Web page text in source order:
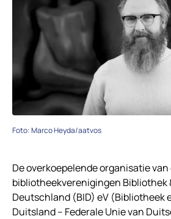
Foto: Marco Heyda/aatvos
De overkoepelende organisatie
bibliotheekverenigingen Bibliothek
Deutschland (BID) eV (Bibliotheek
Duitsland – Federale Unie van